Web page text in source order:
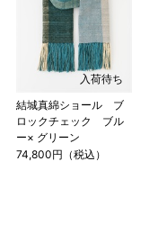
入荷待ち
結城真綿ショール ブ
ロックチェック ブル
ー× グリーン
74,800円（税込）